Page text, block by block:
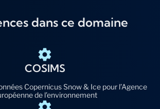
dans ce domaine
COSIMS
Copernicus Snow & Ice pour l’Agence
de l’environnement